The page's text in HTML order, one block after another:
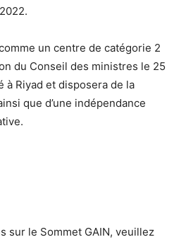
un centre de catégorie 2
du Conseil des ministres le 25
à Riyad et disposera de la
que d’une indépendance
sur le Sommet GAIN, veuillez